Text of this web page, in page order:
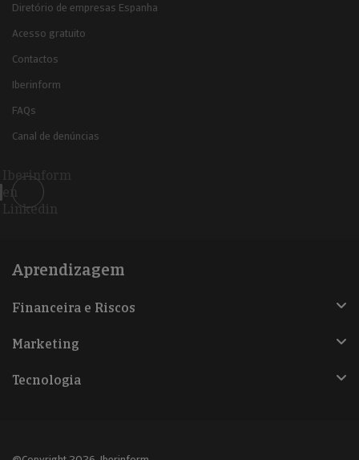
Diretório de empresas Espanha
Acesso gratuito
Contactos
Iberinform
FAQs
Canal de denúncias
Iberinform
en
Linkedin
Aprendizagem
Financeira e Riscos
Marketing
Tecnologia